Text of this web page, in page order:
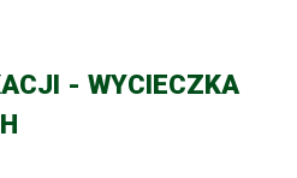
- WYCIECZKA